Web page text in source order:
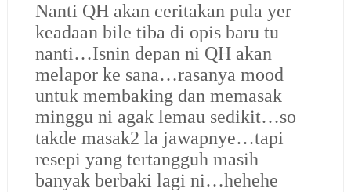
Nanti QH akan ceritakan pula yer
keadaan bile tiba di opis baru tu
nanti…Isnin depan ni QH akan
melapor ke sana…rasanya mood
untuk membaking dan memasak
minggu ni agak lemau sedikit…so
takde masak2 la jawapnye…tapi
resepi yang tertangguh masih
banyak berbaki lagi ni…hehehe